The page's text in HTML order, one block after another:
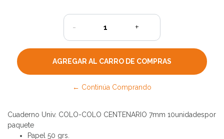
- +
← Continúa Comprando
Cuaderno Univ. COLO-COLO CENTENARIO 7mm 10unidadespor
paquete
Papel 50 grs.